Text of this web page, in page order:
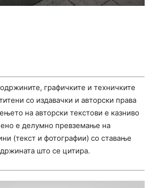
графичките и техничките
со издавачки и авторски права
на авторски текстови е казниво
е делумно превземање на
(текст и фотографии) со ставање
што се цитира.